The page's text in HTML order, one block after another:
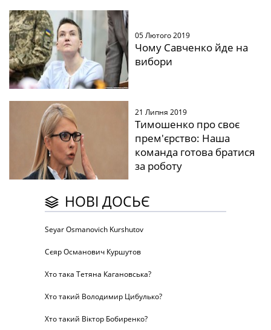
05 Лютого 2019
Чому Савченко йде на
вибори
21 Липня 2019
Тимошенко про своє
прем'єрство: Наша
команда готова братися
за роботу
НОВІ ДОСЬЄ
Seyar Osmanovich Kurshutov
Сєяр Османович Куршутов
Хто така Тетяна Кагановська?
Хто такий Володимир Цибулько?
Хто такий Віктор Бобиренко?